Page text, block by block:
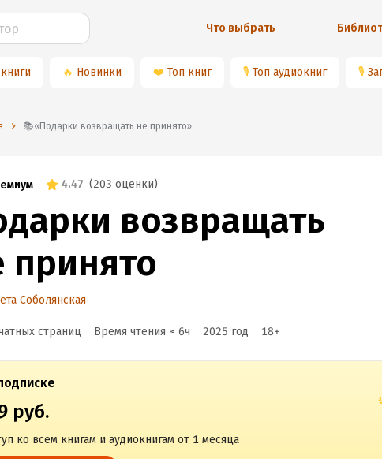
Что выбрать
🔥 Новинки ❤️ Топ книг 🎙 Топ аудиокниг 🎙
📚«Подарки возвращать не принято»
4.47 (203 оценки)
возвращать
принято
Соболянская
страниц Время чтения ≈ 6ч 2025 год 18+
руб.
ко всем книгам и аудиокнигам от 1 месяца